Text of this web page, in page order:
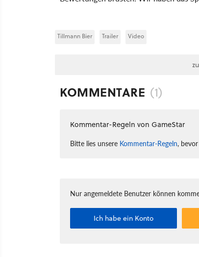
Tillmann Bier Trailer Video
KOMMENTARE (1)
Kommentar-Regeln von GameStar
Bitte lies unsere Kommentar-Regeln,
Nur angemeldete Benutzer können
Ich habe ein Konto